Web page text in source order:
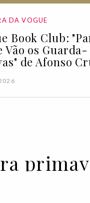
DA VOGUE
Book Club:
Vão os Guarda-
de Afonso